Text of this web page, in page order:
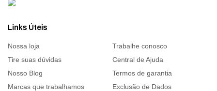
Links Úteis
Nossa loja
Trabalhe conosco
Tire suas dúvidas
Central de Ajuda
Nosso Blog
Termos de garantia
Marcas que trabalhamos
Exclusão de Dados